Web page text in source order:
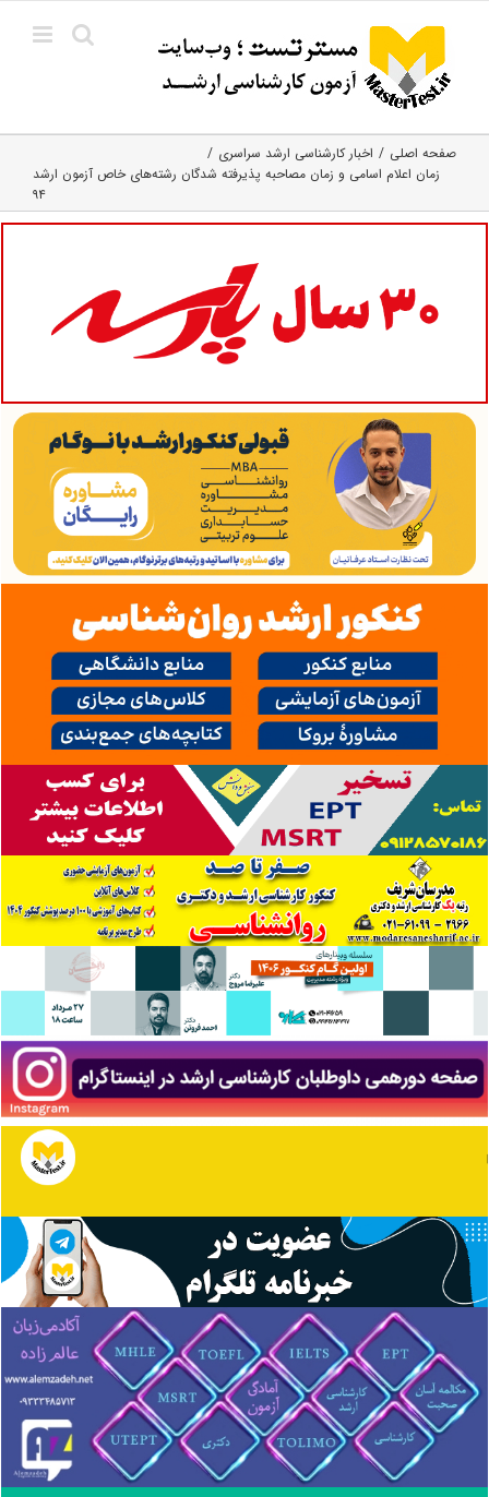
content
صفحه اصلی
اخبار کارشناسی ارشد سراسری
زمان اعلام اسامی و زمان مصاحبه پذیرفته شدگان رشته‌های خاص آزمون ارشد
۹۴